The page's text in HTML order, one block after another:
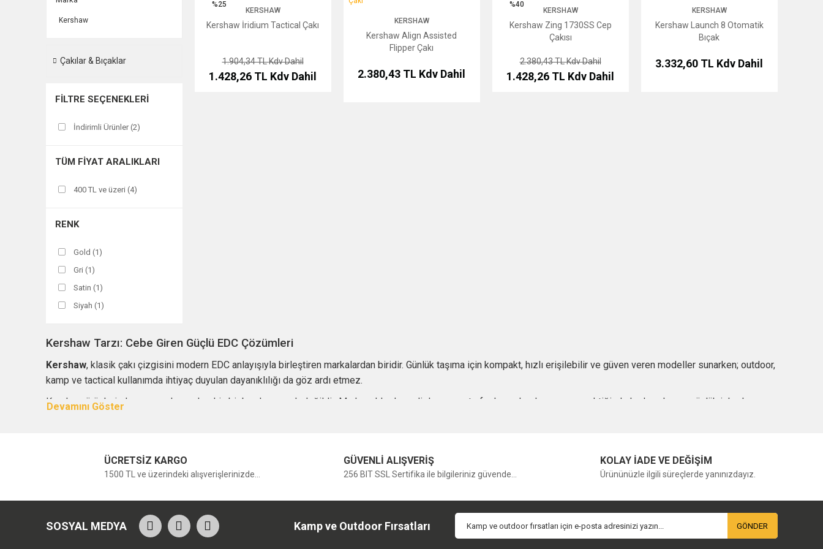
Kershaw
Çakılar & Bıçaklar
FILTRE SEÇENEKLERI
İndirimli Ürünler (2)
TÜM FIYAT ARALIKLARI
400 TL ve üzeri (4)
RENK
Gold (1)
Gri (1)
Satin (1)
Siyah (1)
%25
KERSHAW
Kershaw İridium Tactical Çakı
1.904,34 TLKdv Dahil
1.428,26 TL Kdv Dahil
KERSHAW
Kershaw Align Assisted
Flipper Çakı
2.380,43 TL Kdv Dahil
%40
KERSHAW
Kershaw Zing 1730SS Cep
Çakısı
2.380,43 TLKdv Dahil
1.428,26 TL Kdv Dahil
KERSHAW
Kershaw Launch 8 Otomatik
Bıçak
3.332,60 TL Kdv Dahil
Kershaw Tarzı: Cebe Giren Güçlü EDC Çözümleri
Kershaw, klasik çakı çizgisini modern EDC anlayışıyla birleştiren markalardan biridir. Günlük taşıma için kompakt, hızlı erişilebilir ve güven veren modeller sunarken; outdoor,
kamp ve tactical kullanımda ihtiyaç duyulan dayanıklılığı da göz ardı etmez.
Kershaw ürünlerinde amaç yalnızca keskin bir bıçak sunmak değildir. Marka, elde dengeli duran, cepte fazla yer kaplamayan, gerektiğinde hızlı açılan ve günlük işlerde
Kershaw, özellikle otomatik çakı ve OTF bıçak arayan kullanıcıların yakından takip ettiği markalardan biridir. Launch serisi otomatik modelleriyle bilinirken, Livewire modeli
markanın OTF tarafındaki güçlü hamlelerinden biri olarak öne çıkar. Bu yapı, hızlı açılış isteyen kullanıcılar için dikkat çekici bir seçenek oluşturur.
Kershaw ürünlerinde SpeedSafe destekli açılış, manuel katlanır yapı, otomatik mekanizma ve OTF seçenekleri farklı kullanıcı profillerine hitap eder. Sustalı veya otomatik
bıçak tercih eden kullanıcıların ürün seçerken yerel mevzuatı, taşıma koşullarını ve kullanım amacını mutlaka dikkate alması gerekir.
ÜCRETSİZ KARGO
1500 TL ve üzerindeki alışverişlerinizde...
GÜVENLİ ALIŞVERİŞ
256 BIT SSL Sertifika ile bilgileriniz güvende...
KOLAY İADE VE DEĞİŞİM
Ürününüzle ilgili süreçlerde yanınızdayız.
SOSYAL MEDYA Kamp ve Outdoor Fırsatları GÖNDER